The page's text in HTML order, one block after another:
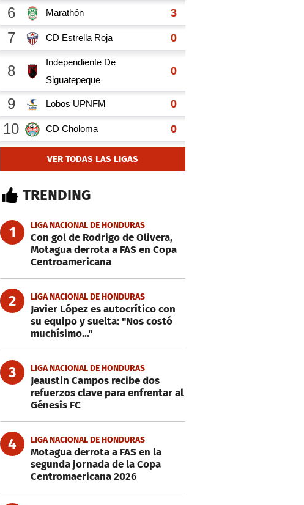
VER TODAS LAS LIGAS
TRENDING
1 LIGA NACIONAL DE HONDURAS
Con gol de Rodrigo de Olivera,
Motagua derrota a FAS en Copa
Centroamericana
2 LIGA NACIONAL DE HONDURAS
Javier López es autocrítico con
su equipo y suelta: "Nos costó
muchísimo..."
3 LIGA NACIONAL DE HONDURAS
Jeaustin Campos recibe dos
refuerzos clave para enfrentar al
Génesis FC
4 LIGA NACIONAL DE HONDURAS
Motagua derrota a FAS en la
segunda jornada de la Copa
Centromaericana 2026